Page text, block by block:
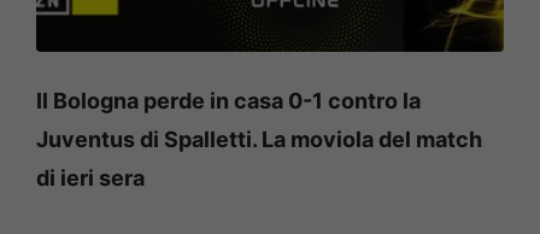
Il Bologna perde in casa 0-1 contro la
Juventus di Spalletti. La moviola del match
di ieri sera